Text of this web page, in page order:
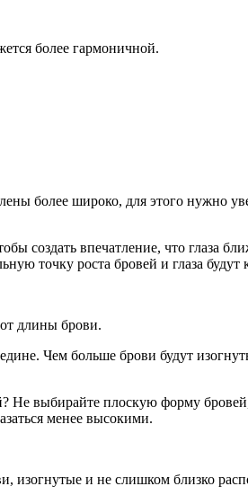
более гармоничной.
более широко, для этого
создать впечатление, что глаза
точку роста бровей и глаза будут
длины брови.
Чем больше брови будут
выбирайте плоскую форму
менее высокими.
изогнутые и не слишком близко